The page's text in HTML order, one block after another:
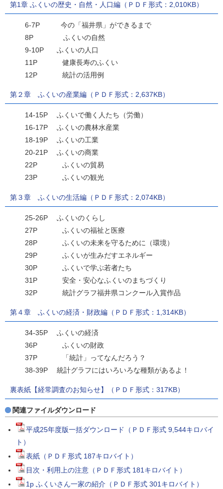
第1章 ふくいの歴史・自然・人口編（ＰＤＦ形式：2,010KB）
6-7P 今の「福井県」ができるまで
8P ふくいの自然
9-10P ふくいの人口
11P 健康長寿のふくい
12P 統計の活用例
第２章 ふくいの産業編（ＰＤＦ形式：2,637KB）
14-15P ふくいで働く人たち（労働）
16-17P ふくいの農林水産業
18-19P ふくいの工業
20-21P ふくいの商業
22P ふくいの貿易
23P ふくいの観光
第３章 ふくいの生活編（ＰＤＦ形式：2,074KB）
25-26P ふくいのくらし
27P ふくいの福祉と医療
28P ふくいの未来を守るために（環境）
29P ふくいが生みだすエネルギー
30P ふくいで学ぶ若者たち
31P 安全・安心なふくいのまちづくり
32P 統計グラフ福井県コンクール入賞作品
第４章 ふくいの経済・財政編（ＰＤＦ形式：1,314KB）
34-35P ふくいの経済
36P ふくいの財政
37P 「統計」ってなんだろう？
38-39P 統計グラフにはいろいろな種類があるよ！
裏表紙【経常調査のお知らせ】（ＰＤＦ形式：317KB）
関連ファイルダウンロード
平成25年度版一括ダウンロード（ＰＤＦ形式 9,544キロバイ
ト）
表紙（ＰＤＦ形式 187キロバイト）
目次・利用上の注意（ＰＤＦ形式 181キロバイト）
1p ふくいさん一家の紹介（ＰＤＦ形式 301キロバイト）